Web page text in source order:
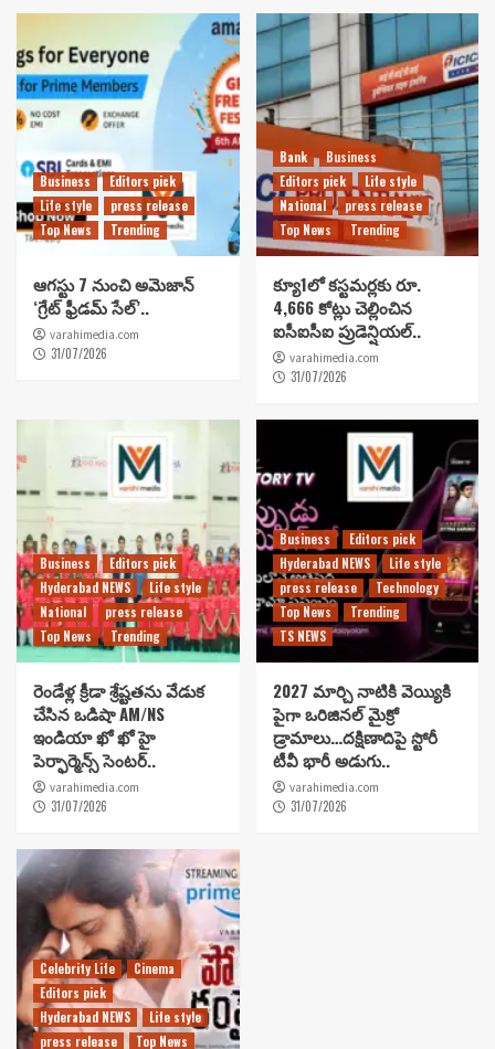
Business
Editors pick
Life style
press release
Top News
Trending
ఆగస్టు 7 నుంచి అమెజాన్
‘గ్రేట్ ఫ్రీడమ్ సేల్’..
varahimedia.com
31/07/2026
Bank
Business
Editors pick
Life style
National
press release
Top News
Trending
క్యూ1లో కస్టమర్లకు రూ.
4,666 కోట్లు చెల్లించిన
ఐసీఐసీఐ ప్రుడెన్షియల్..
varahimedia.com
31/07/2026
Business
Editors pick
Hyderabad NEWS
Life style
National
press release
Top News
Trending
రెండేళ్ల క్రీడా శ్రేష్టతను వేడుక
చేసిన ఒడిషా AM/NS
ఇండియా ఖో ఖో హై
పెర్ఫార్మెన్స్ సెంటర్..
varahimedia.com
31/07/2026
Business
Editors pick
Hyderabad NEWS
Life style
press release
Technology
Top News
Trending
TS NEWS
2027 మార్చి నాటికి వెయ్యికి
పైగా ఒరిజినల్ మైక్రో
డ్రామాలు…దక్షిణాదిపై స్టోరీ
టీవీ భారీ అడుగు..
varahimedia.com
31/07/2026
Celebrity Life
Cinema
Editors pick
Hyderabad NEWS
Life style
press release
Top News